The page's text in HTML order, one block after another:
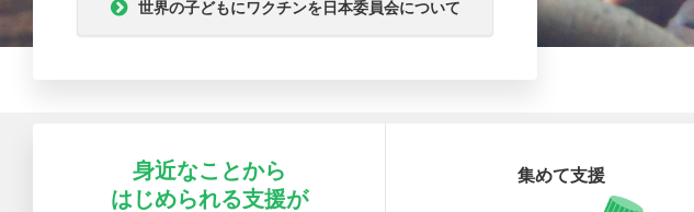
世界の子どもにワクチンを日本委員会について
身近なことから
はじめられる支援が
集めて支援